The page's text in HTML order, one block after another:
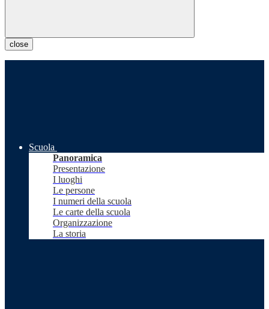
close
Scuola
Panoramica
Presentazione
I luoghi
Le persone
I numeri della scuola
Le carte della scuola
Organizzazione
La storia